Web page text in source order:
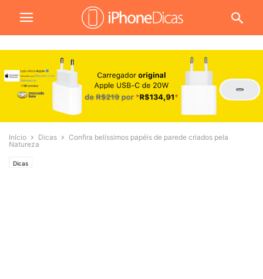
Início Dicas
Confira belíssimos papéis de parede criados pela
Natureza
Dicas